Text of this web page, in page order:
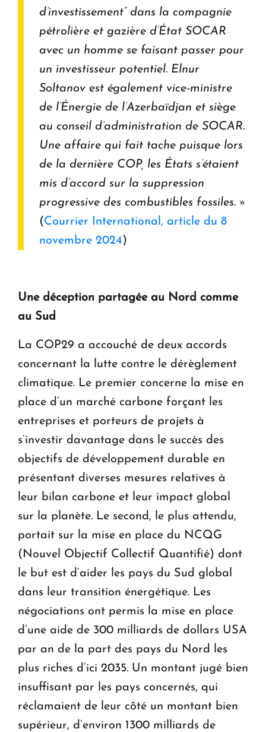
d’investissement” dans la compagnie
pétrolière et gazière d’État SOCAR
avec un homme se faisant passer pour
un investisseur potentiel. Elnur
Soltanov est également vice-ministre
de l’Énergie de l’Azerbaïdjan et siège
au conseil d’administration de SOCAR.
Une affaire qui fait tache puisque lors
de la dernière COP, les États s’étaient
mis d’accord sur la suppression
progressive des combustibles fossiles. »
(Courrier International, article du 8
novembre 2024)
Une déception partagée au Nord comme
au Sud
La COP29 a accouché de deux accords
concernant la lutte contre le dérèglement
climatique. Le premier concerne la mise en
place d’un marché carbone forçant les
entreprises et porteurs de projets à
s’investir davantage dans le succès des
objectifs de développement durable en
présentant diverses mesures relatives à
leur bilan carbone et leur impact global
sur la planète. Le second, le plus attendu,
portait sur la mise en place du NCQG
(Nouvel Objectif Collectif Quantifié) dont
le but est d’aider les pays du Sud global
dans leur transition énergétique. Les
négociations ont permis la mise en place
d’une aide de 300 milliards de dollars USA
par an de la part des pays du Nord les
plus riches d’ici 2035. Un montant jugé bien
insuffisant par les pays concernés, qui
réclamaient de leur côté un montant bien
supérieur, d’environ 1300 milliards de